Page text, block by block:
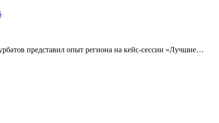
представил опыт региона на кейс-сессии «Лучшие…